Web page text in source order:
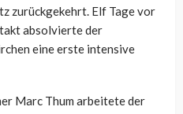
zurückgekehrt. Elf Tage vor
absolvierte der
eine erste intensive
Marc Thum arbeitete der